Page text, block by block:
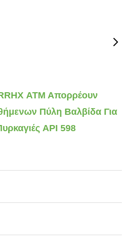
ΑΤΜ Απορρέουν
Πύλη Βαλβίδα Για
API 598